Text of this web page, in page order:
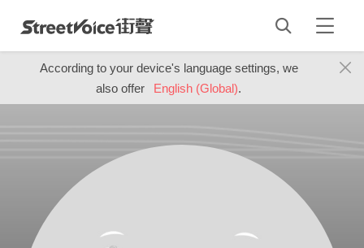
According to your device's language settings, we
also offer
English (Global).